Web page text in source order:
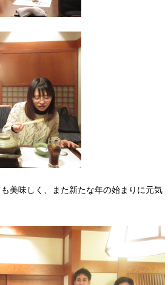
美味しく、また新たな年の始まりに元気